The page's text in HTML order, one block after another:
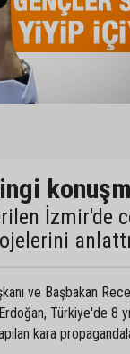
İzmir'de
ve Başbakan
Türkiye'de 8
kara